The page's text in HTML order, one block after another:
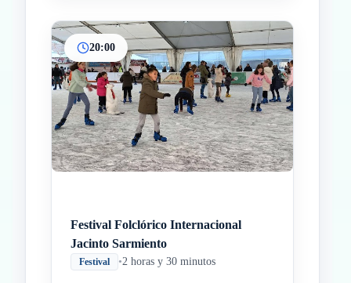
20:00
Festival Folclórico Internacional
Jacinto Sarmiento
Festival •2 horas y 30 minutos